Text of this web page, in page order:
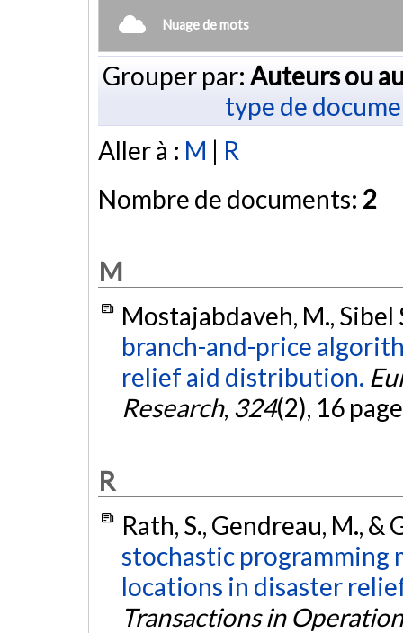
Nuage de mots
Grouper par: Auteurs ou
type de
Aller à : M | R
Nombre de documents: 2
M
Mostajabdaveh, M., Sibel
branch-and-price
relief aid distribution.
Research, 324(2), 16
R
Rath, S., Gendreau, M., &
stochastic programming
locations in disaster
Transactions in